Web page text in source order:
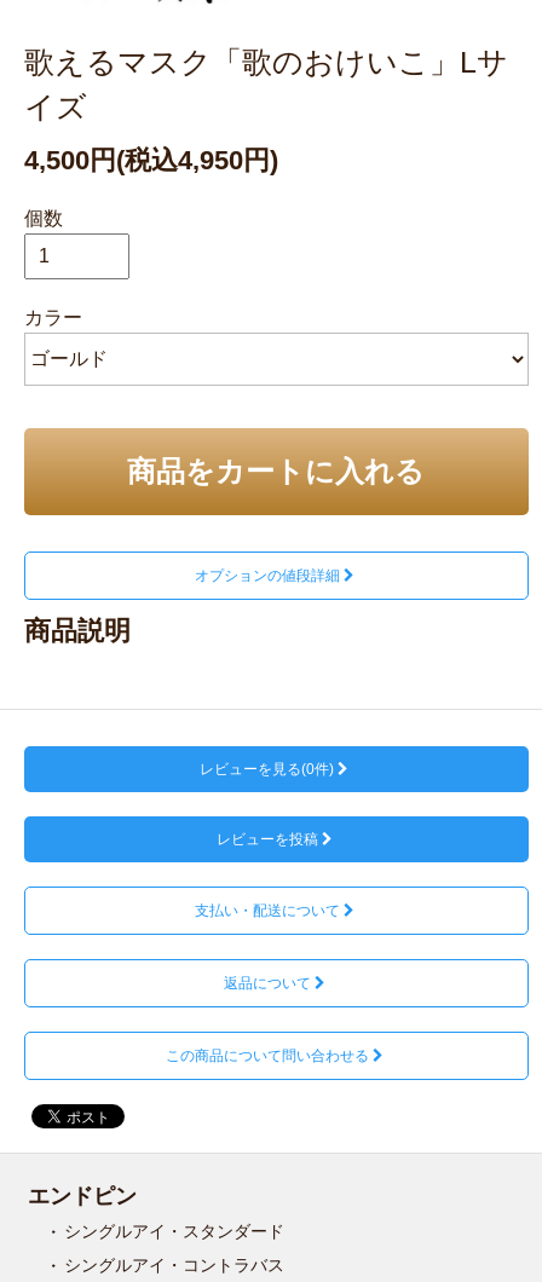
歌えるマスク「歌のおけいこ」Lサ
イズ
4,500円(税込4,950円)
個数
カラー
商品をカートに入れる
オプションの値段詳細
商品説明
レビューを見る(0件)
レビューを投稿
支払い・配送について
返品について
この商品について問い合わせる
エンドピン
シングルアイ・スタンダード
シングルアイ・コントラバス